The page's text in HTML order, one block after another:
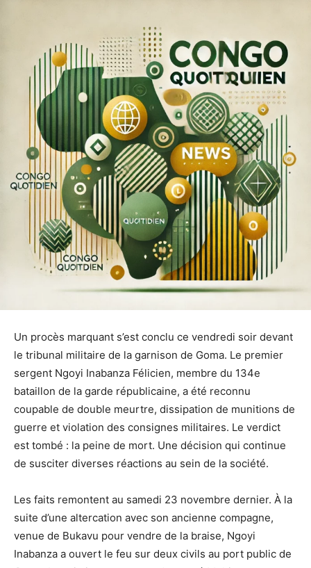
Un procès marquant s’est conclu ce vendredi soir devant
le tribunal militaire de la garnison de Goma. Le premier
sergent Ngoyi Inabanza Félicien, membre du 134e
bataillon de la garde républicaine, a été reconnu
coupable de double meurtre, dissipation de munitions de
guerre et violation des consignes militaires. Le verdict
est tombé : la peine de mort. Une décision qui continue
de susciter diverses réactions au sein de la société.
Les faits remontent au samedi 23 novembre dernier. À la
suite d’une altercation avec son ancienne compagne,
venue de Bukavu pour vendre de la braise, Ngoyi
Inabanza a ouvert le feu sur deux civils au port public de